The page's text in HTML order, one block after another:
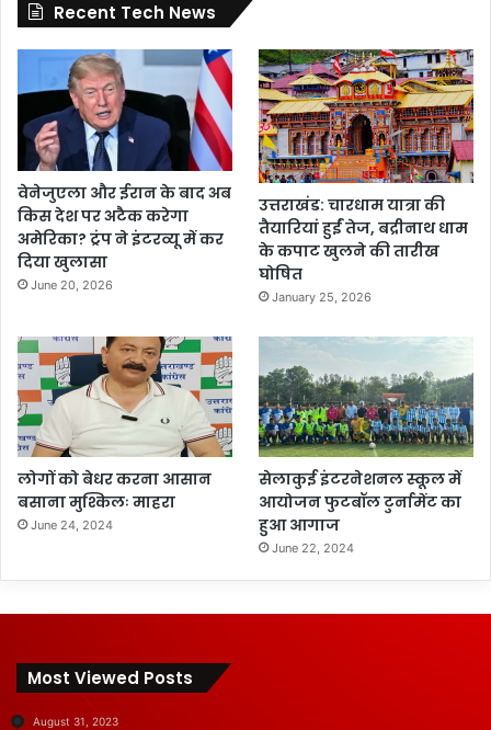
Recent Tech News
वेनेजुएला और ईरान के बाद अब
किस देश पर अटैक करेगा
अमेरिका? ट्रंप ने इंटरव्यू में कर
दिया खुलासा
June 20, 2026
उत्तराखंड: चारधाम यात्रा की
तैयारियां हुईं तेज, बद्रीनाथ धाम
के कपाट खुलने की तारीख
घोषित
January 25, 2026
लोगों को बेधर करना आसान
बसाना मुश्किलः माहरा
June 24, 2024
सेलाकुई इंटरनेशनल स्कूल में
आयोजन फुटबॉल टुर्नामेंट का
हुआ आगाज
June 22, 2024
Most Viewed Posts
August 31, 2023